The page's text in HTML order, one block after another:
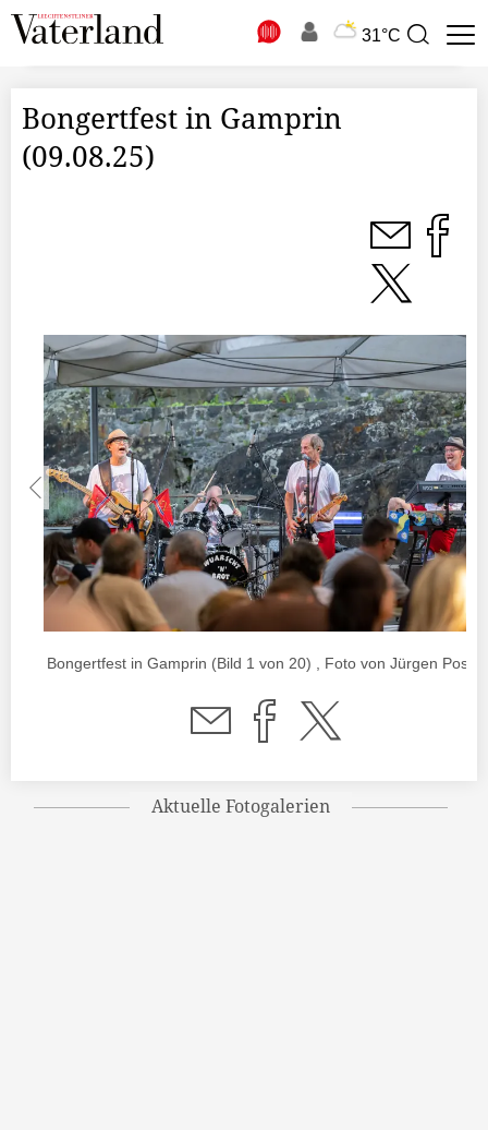
31°C
Suchbegriff
Bongertfest in Gamprin
(09.08.25)
Bongertfest in Gamprin (Bild 1 von 20) , Foto von Jürgen Posch
Aktuelle Fotogalerien